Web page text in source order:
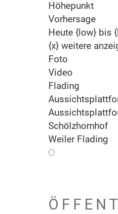
Höhepunkt
Vorhersage
Heute {low} bis
{x} weitere
Foto
Video
Flading
Schölzhornhof
Weiler Flading